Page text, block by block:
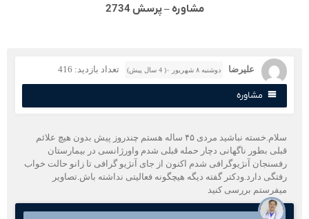
مشاوره – پرسش 2734
علیرضا دوشنبه ۸ شهریور ۰( 4 سال پیش) تعداد بازدید: 416
مشاوره
سلام.خسته نباشید مردی ۴۵ ساله هستم چندروز پیش بدون هیچ علائم
بطور ناگهانی دچار حمله قبلی شدم واورژانسی در بیمارستان
آنژیوگرافی شدم اکنون از جای آنژیو گرافی تا زانو حالت خواب
دارد.ودکتر گفته دیگه هیچگونه فعالیتی نداشته باش.تصاویر
بررسی کنید